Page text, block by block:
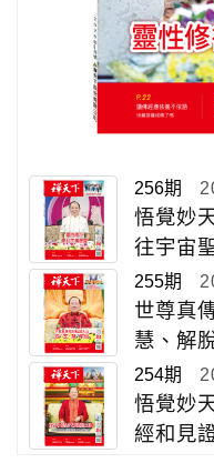
256期
悟覺妙
往宇宙
255期
世尊真
慧、解
254期
悟覺妙
經和見